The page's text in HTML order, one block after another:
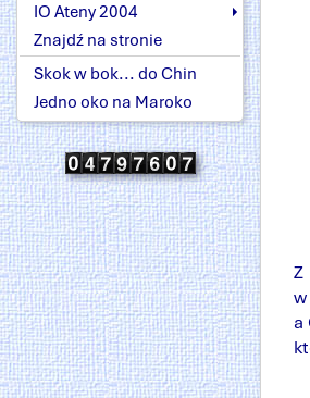
IO Ateny 2004
Znajdź na stronie
Skok w bok... do Chin
Jedno oko na Maroko
Z
a